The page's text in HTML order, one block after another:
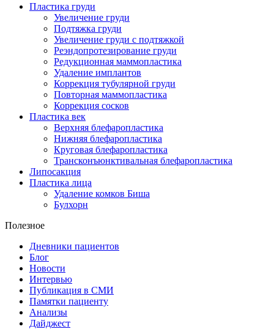
Пластика груди
Увеличение груди
Подтяжка груди
Увеличение груди с подтяжкой
Реэндопротезирование груди
Редукционная маммопластика
Удаление имплантов
Коррекция тубулярной груди
Повторная маммопластика
Коррекция сосков
Пластика век
Верхняя блефаропластика
Нижняя блефаропластика
Круговая блефаропластика
Трансконъюнктивальная блефаропластика
Липосакция
Пластика лица
Удаление комков Биша
Булхорн
Полезное
Дневники пациентов
Блог
Новости
Интервью
Публикация в СМИ
Памятки пациенту
Анализы
Дайджест